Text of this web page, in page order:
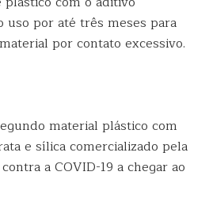
uso por até três meses para
por contato excessivo.
material plástico com
e sílica comercializado pela
a COVID-19 a chegar ao